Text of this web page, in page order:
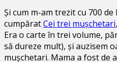
Și cum m-am trezit cu 700
cumpăratCei trei mușchetari
Era o carte în trei volume,
să dureze mult), și auzisem
mușchetari. Mama a fost de